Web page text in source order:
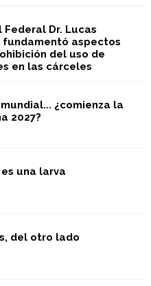
Federal Dr. Lucas
fundamentó aspectos
del uso de
en las cárceles
¿comienza la
2027?
una larva
del otro lado